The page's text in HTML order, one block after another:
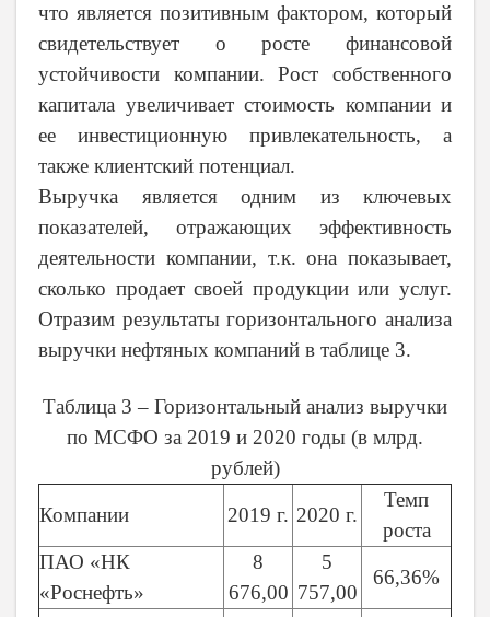
что является позитивным фактором, который
свидетельствует о росте финансовой
устойчивости компании.Рост собственного
капитала увеличивает стоимость компании и
ее инвестиционную привлекательность, а
также клиентский потенциал.
Выручка является одним из ключевых
показателей, отражающих эффективность
деятельности компании, т.к. она показывает,
сколько продает своей продукции или услуг.
Отразим результаты горизонтального анализа
выручки нефтяных компаний в таблице 3.
Таблица 3 – Горизонтальный анализ выручки
по МСФО за 2019 и 2020 годы (в млрд.
рублей)
Компании 2019 г. 2020 г.
Темп
роста
ПАО «НК
«Роснефть»
8
676,00
5
757,00
66,36%